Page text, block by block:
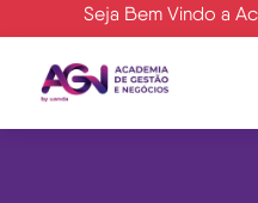
Seja Bem Vindo a